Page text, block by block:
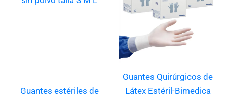
Guantes estériles de
múltiples
Las
opciones
Guantes Quirúrgicos de
Látex Estéril-Bimedica